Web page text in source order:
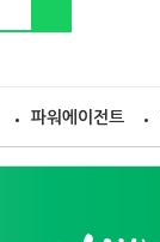
파워에이전트